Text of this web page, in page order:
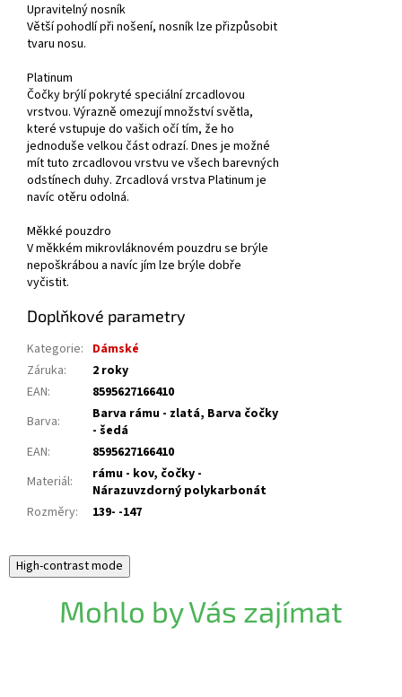
Upravitelný nosník
Větší pohodlí při nošení, nosník lze přizpůsobit
tvaru nosu.
Platinum
Čočky brýlí pokryté speciální zrcadlovou
vrstvou. Výrazně omezují množství světla,
které vstupuje do vašich očí tím, že ho
jednoduše velkou část odrazí. Dnes je možné
mít tuto zrcadlovou vrstvu ve všech barevných
odstínech duhy. Zrcadlová vrstva Platinum je
navíc otěru odolná.
Měkké pouzdro
V měkkém mikrovláknovém pouzdru se brýle
nepoškrábou a navíc jím lze brýle dobře
vyčistit.
Doplňkové parametry
Kategorie: Dámské
Záruka:
2 roky
EAN:
8595627166410
Barva:
Barva rámu - zlatá, Barva čočky
- šedá
EAN:
8595627166410
Materiál:
rámu - kov, čočky -
Nárazuvzdorný polykarbonát
Rozměry: 139- -147
High-contrast mode
Mohlo by Vás zajímat